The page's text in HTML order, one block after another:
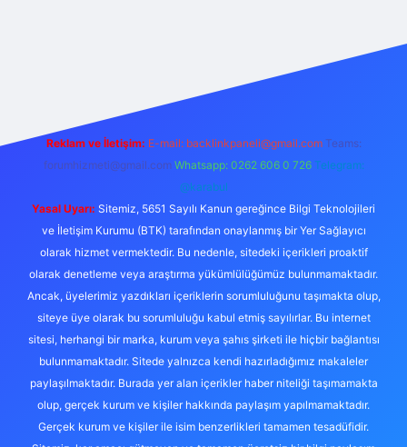
Reklam ve İletişim: E-mail: backlinkpaneli@gmail.com Teams:
forumhizmeti@gmail.com Whatsapp: 0262 606 0 726 Telegram:
@karabul
Yasal Uyarı: Sitemiz, 5651 Sayılı Kanun gereğince Bilgi Teknolojileri
ve İletişim Kurumu (BTK) tarafından onaylanmış bir Yer Sağlayıcı
olarak hizmet vermektedir. Bu nedenle, sitedeki içerikleri proaktif
olarak denetleme veya araştırma yükümlülüğümüz bulunmamaktadır.
Ancak, üyelerimiz yazdıkları içeriklerin sorumluluğunu taşımakta olup,
siteye üye olarak bu sorumluluğu kabul etmiş sayılırlar. Bu internet
sitesi, herhangi bir marka, kurum veya şahıs şirketi ile hiçbir bağlantısı
bulunmamaktadır. Sitede yalnızca kendi hazırladığımız makaleler
paylaşılmaktadır. Burada yer alan içerikler haber niteliği taşımamakta
olup, gerçek kurum ve kişiler hakkında paylaşım yapılmamaktadır.
Gerçek kurum ve kişiler ile isim benzerlikleri tamamen tesadüfidir.